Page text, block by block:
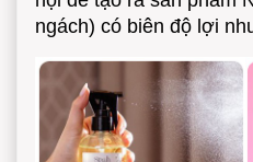
ngách) có biên độ lợi